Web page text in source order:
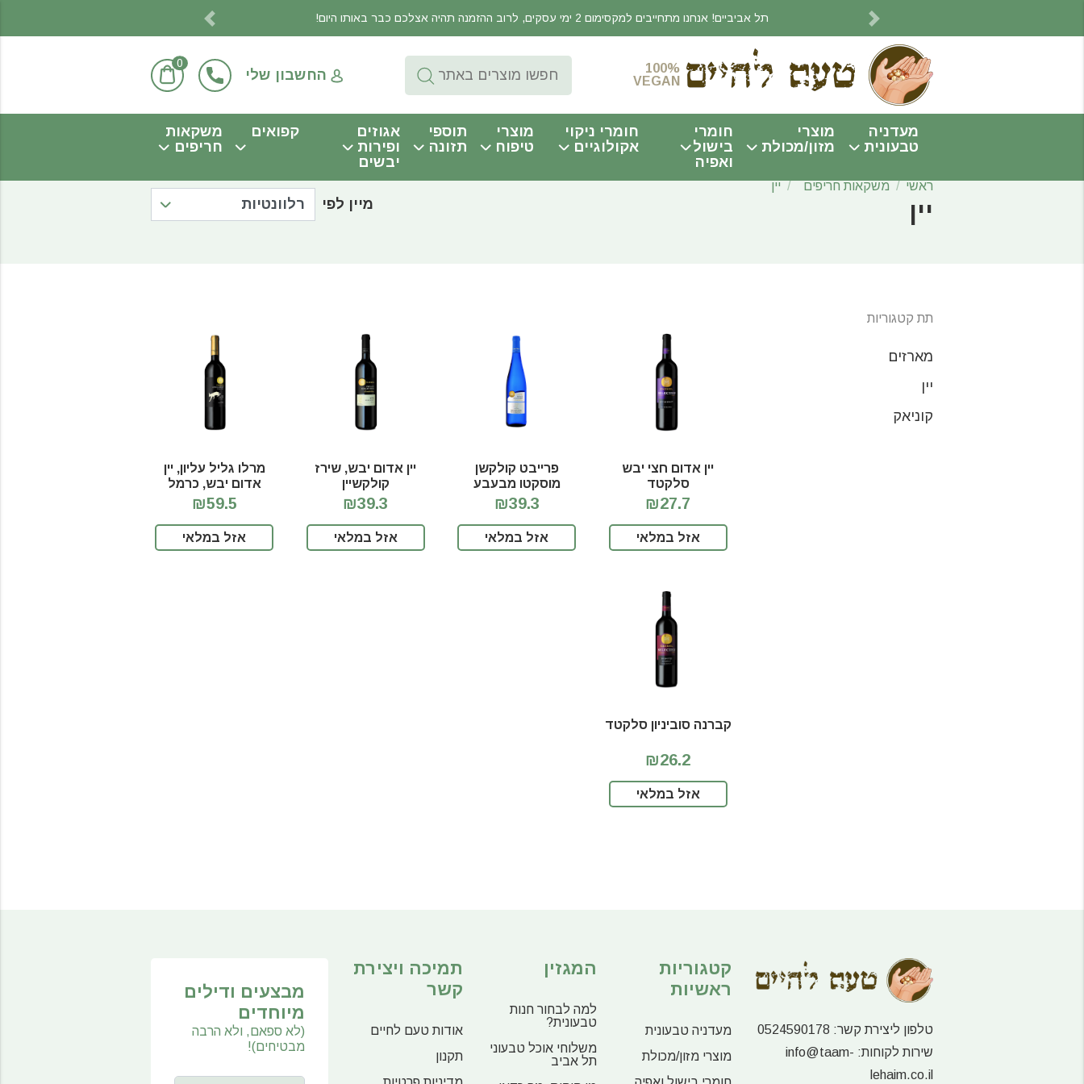
תל אביביים! אנחנו מתחייבים למקסימום 2 ימי עסקים, לרוב ההזמנה תהיה אצלכם כבר באותו היום!
Previous Next
100%
VEGAN
החשבון שלי
0
מעדניה
טבעונית
מוצרי
מזון/מכולת
חומרי
בישול
ואפיה
חומרי ניקוי
אקולוגיים
מוצרי
טיפוח
תוספי
תזונה
אגוזים
ופירות
יבשים
קפואים
משקאות
חריפים
ראשי משקאות חריפים יין
יין מיין לפי
תת קטגוריות
מארזים
יין
קוניאק
יין אדום חצי יבש
סלקטד
₪27.7
אזל במלאי
פרייבט קולקשן
מוסקטו מבעבע
בבקבוק כחול
₪39.3
אזל במלאי
יין אדום יבש, שירז
קולקשיין
₪39.3
אזל במלאי
מרלו גליל עליון, יין
אדום יבש, כרמל
₪59.5
אזל במלאי
קברנה סוביניון סלקטד
₪26.2
אזל במלאי
טלפון ליצירת קשר: 0524590178
שירות לקוחות: info@taam-
lehaim.co.il
קטגוריות
ראשיות
מעדניה טבעונית
מוצרי מזון/מכולת
המגזין
למה לבחור חנות
טבעונית?
משלוחי אוכל טבעוני
תל אביב
תמיכה ויצירת
קשר
אודות טעם לחיים
תקנון
מבצעים ודילים
מיוחדים
(לא ספאם, ולא הרבה
מבטיחים)!